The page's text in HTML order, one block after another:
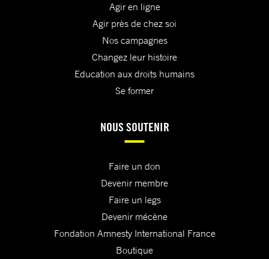
Agir en ligne
Agir près de chez soi
Nos campagnes
Changez leur histoire
Education aux droits humains
Se former
NOUS SOUTENIR
Faire un don
Devenir membre
Faire un legs
Devenir mécène
Fondation Amnesty International France
Boutique